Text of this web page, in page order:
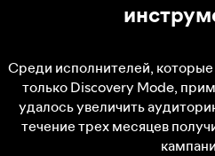
Среди исполнителей, которые
только Discovery Mode,
удалось увеличить
течение трех месяцев